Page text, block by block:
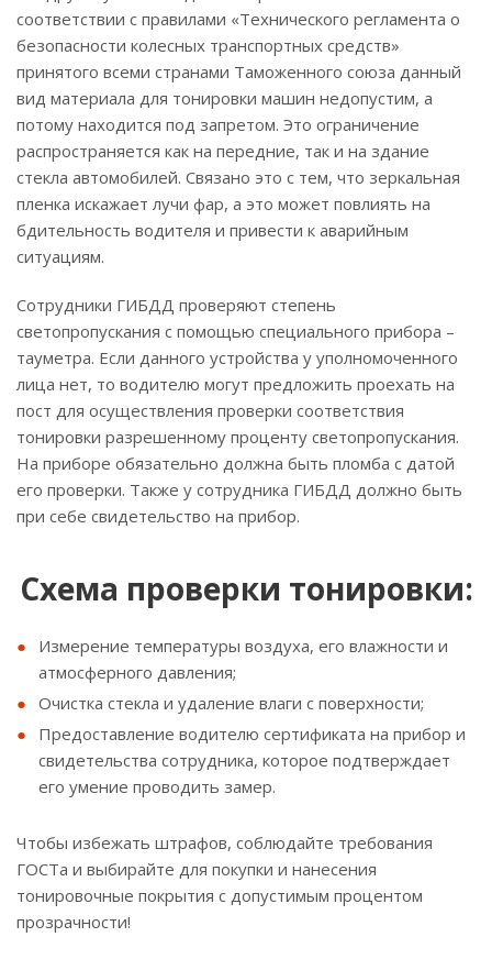
соответствии с правилами «Технического регламента о
безопасности колесных транспортных средств»
принятого всеми странами Таможенного союза данный
вид материала для тонировки машин недопустим, а
потому находится под запретом. Это ограничение
распространяется как на передние, так и на здание
стекла автомобилей. Связано это с тем, что зеркальная
пленка искажает лучи фар, а это может повлиять на
бдительность водителя и привести к аварийным
ситуациям.
Сотрудники ГИБДД проверяют степень
светопропускания с помощью специального прибора –
тауметра. Если данного устройства у уполномоченного
лица нет, то водителю могут предложить проехать на
пост для осуществления проверки соответствия
тонировки разрешенному проценту светопропускания.
На приборе обязательно должна быть пломба с датой
его проверки. Также у сотрудника ГИБДД должно быть
при себе свидетельство на прибор.
Схема проверки тонировки:
Измерение температуры воздуха, его влажности и
атмосферного давления;
Очистка стекла и удаление влаги с поверхности;
Предоставление водителю сертификата на прибор и
свидетельства сотрудника, которое подтверждает
его умение проводить замер.
Чтобы избежать штрафов, соблюдайте требования
ГОСТа и выбирайте для покупки и нанесения
тонировочные покрытия с допустимым процентом
прозрачности!